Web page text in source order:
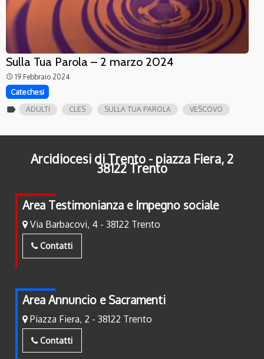
Sulla Tua Parola – 2 marzo 2024
access_time 19 Febbraio 2024
Catechesi
label ADULTI CLES SULLA TUA PAROLA VESCOVO
Arcidiocesi di Trento - piazza Fiera, 2
38122 Trento
Area Testimonianza e Impegno sociale
Via Barbacovi, 4 - 38122 Trento
Contatti
Area Annuncio e Sacramenti
Piazza Fiera, 2 - 38122 Trento
Contatti